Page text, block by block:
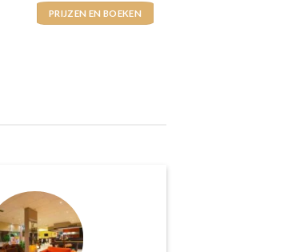
PRIJZEN EN BOEKEN